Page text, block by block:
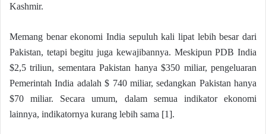
Kashmir.
Memang benar ekonomi India sepuluh kali lipat lebih besar dari
Pakistan, tetapi begitu juga kewajibannya. Meskipun PDB India
$2,5 triliun, sementara Pakistan hanya $350 miliar, pengeluaran
Pemerintah India adalah $ 740 miliar, sedangkan Pakistan hanya
$70 miliar. Secara umum, dalam semua indikator ekonomi
lainnya, indikatornya kurang lebih sama [1].